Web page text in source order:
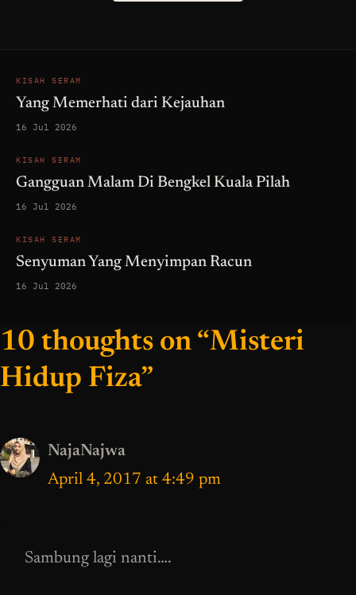
KISAH SERAM
Yang Memerhati dari Kejauhan
16 Jul 2026
KISAH SERAM
Gangguan Malam Di Bengkel Kuala Pilah
16 Jul 2026
KISAH SERAM
Senyuman Yang Menyimpan Racun
16 Jul 2026
10 thoughts on “Misteri
Hidup Fiza”
NajaNajwa
April 4, 2017 at 4:49 pm
Sambung lagi nanti….